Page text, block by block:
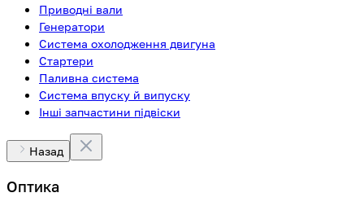
Приводні вали
Генератори
Система охолодження двигуна
Стартери
Паливна система
Система впуску й випуску
Інші запчастини підвіски
Назад
Оптика